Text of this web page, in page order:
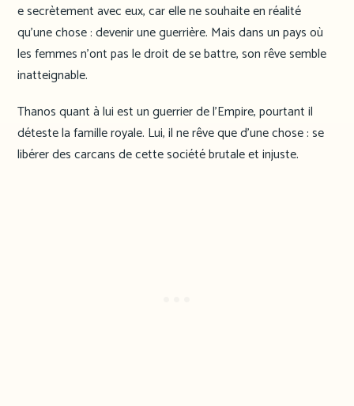
e secrètement avec eux, car elle ne souhaite en réalité
qu’une chose : devenir une guerrière. Mais dans un pays où
les femmes n’ont pas le droit de se battre, son rêve semble
inatteignable.
Thanos quant à lui est un guerrier de l’Empire, pourtant il
déteste la famille royale. Lui, il ne rêve que d’une chose : se
libérer des carcans de cette société brutale et injuste.